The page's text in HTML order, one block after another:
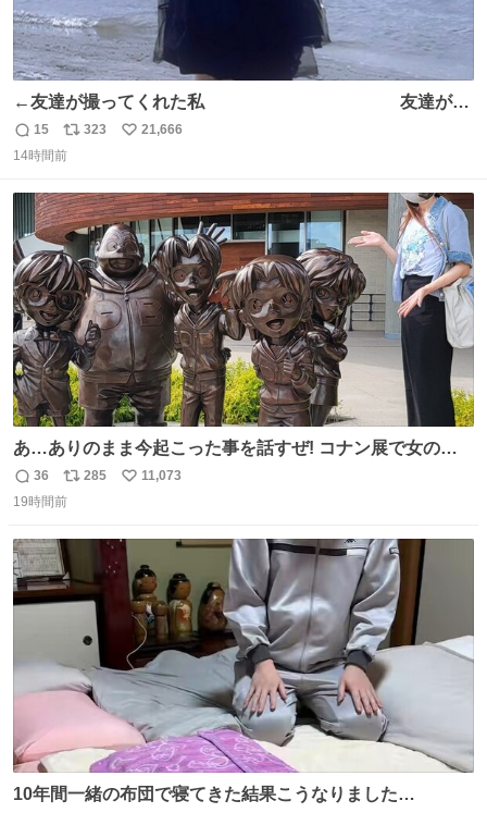
←友達が撮ってくれた私 友達が描
いてくれた私→
返
信
15
リ
ポ
ト
数
323
い
数
21,666
14時間前
あ…ありのまま今起こった事を話すぜ! コナン展で女の子
に 「千速さんですか！？」 と声をかけられた。 あぁ鞄の
装飾かなと思ったら 「背も高いし見た目もすごく千速さん
人＿ ＞今日は私服＜ ￣Y^Y^Y^Y^Y^￣ #白樹鳥取大阪コ
ナン旅行2026
返
信
36
リ
ポ
ト
数
285
い
数
11,073
19時間前
10年間一緒の布団で寝てきた結果こうなりました…